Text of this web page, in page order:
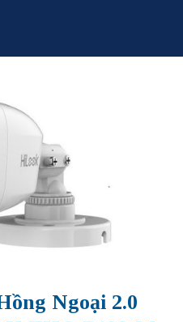
Ngoại 2.0